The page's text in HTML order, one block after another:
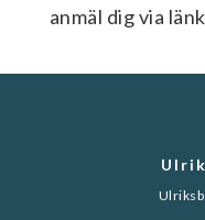
anmäl dig via